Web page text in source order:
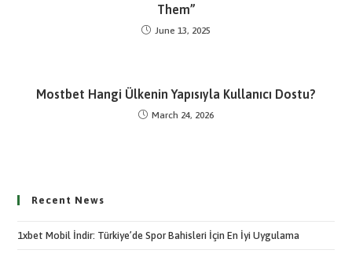
Them”
June 13, 2025
Mostbet Hangi Ülkenin Yapısıyla Kullanıcı Dostu?
March 24, 2026
Recent News
1xbet Mobil İndir: Türkiye’de Spor Bahisleri İçin En İyi Uygulama